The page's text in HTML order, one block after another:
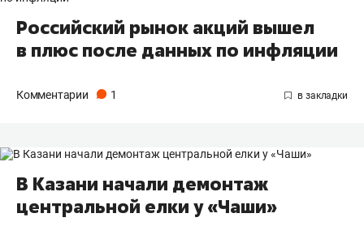
Российский рынок акций вышел
в плюс после данных по инфляции
Комментарии 1
В Казани начали демонтаж
центральной елки у «Чаши»